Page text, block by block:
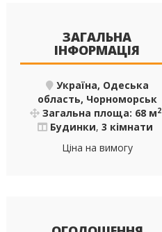
ЗАГАЛЬНА
ІНФОРМАЦІЯ
Україна, Одеська
область, Чорноморськ
Загальна площа: 68 м2
Будинки,3 кімнати
Ціна на вимогу